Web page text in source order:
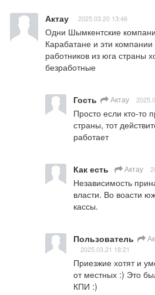
Актау 2025.03.20 13:46
Одни Шымкентские
Карабатане и эти
работников из юга страны
безработные
Гость Актау
Просто если кто-то
страны, тот
работает
Как есть Актау
Независимость
власти. Во воасти
кассы.
Пользователь
2025.03.21 18:21
Приезжие хотят и
от местных :) Это
КПИ :)